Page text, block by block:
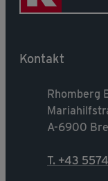
Kontakt
Rhomberg
A-6900
T. +43